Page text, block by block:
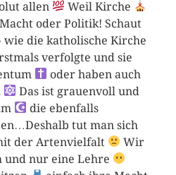
allen
Weil Kirche
oder Politik! Schaut
wie die katholische Kirche
verfolgte und sie
oder haben auch
Das ist grauenvoll und
die ebenfalls
tut man sich
der Artenvielfalt
Wir
und nur eine Lehre